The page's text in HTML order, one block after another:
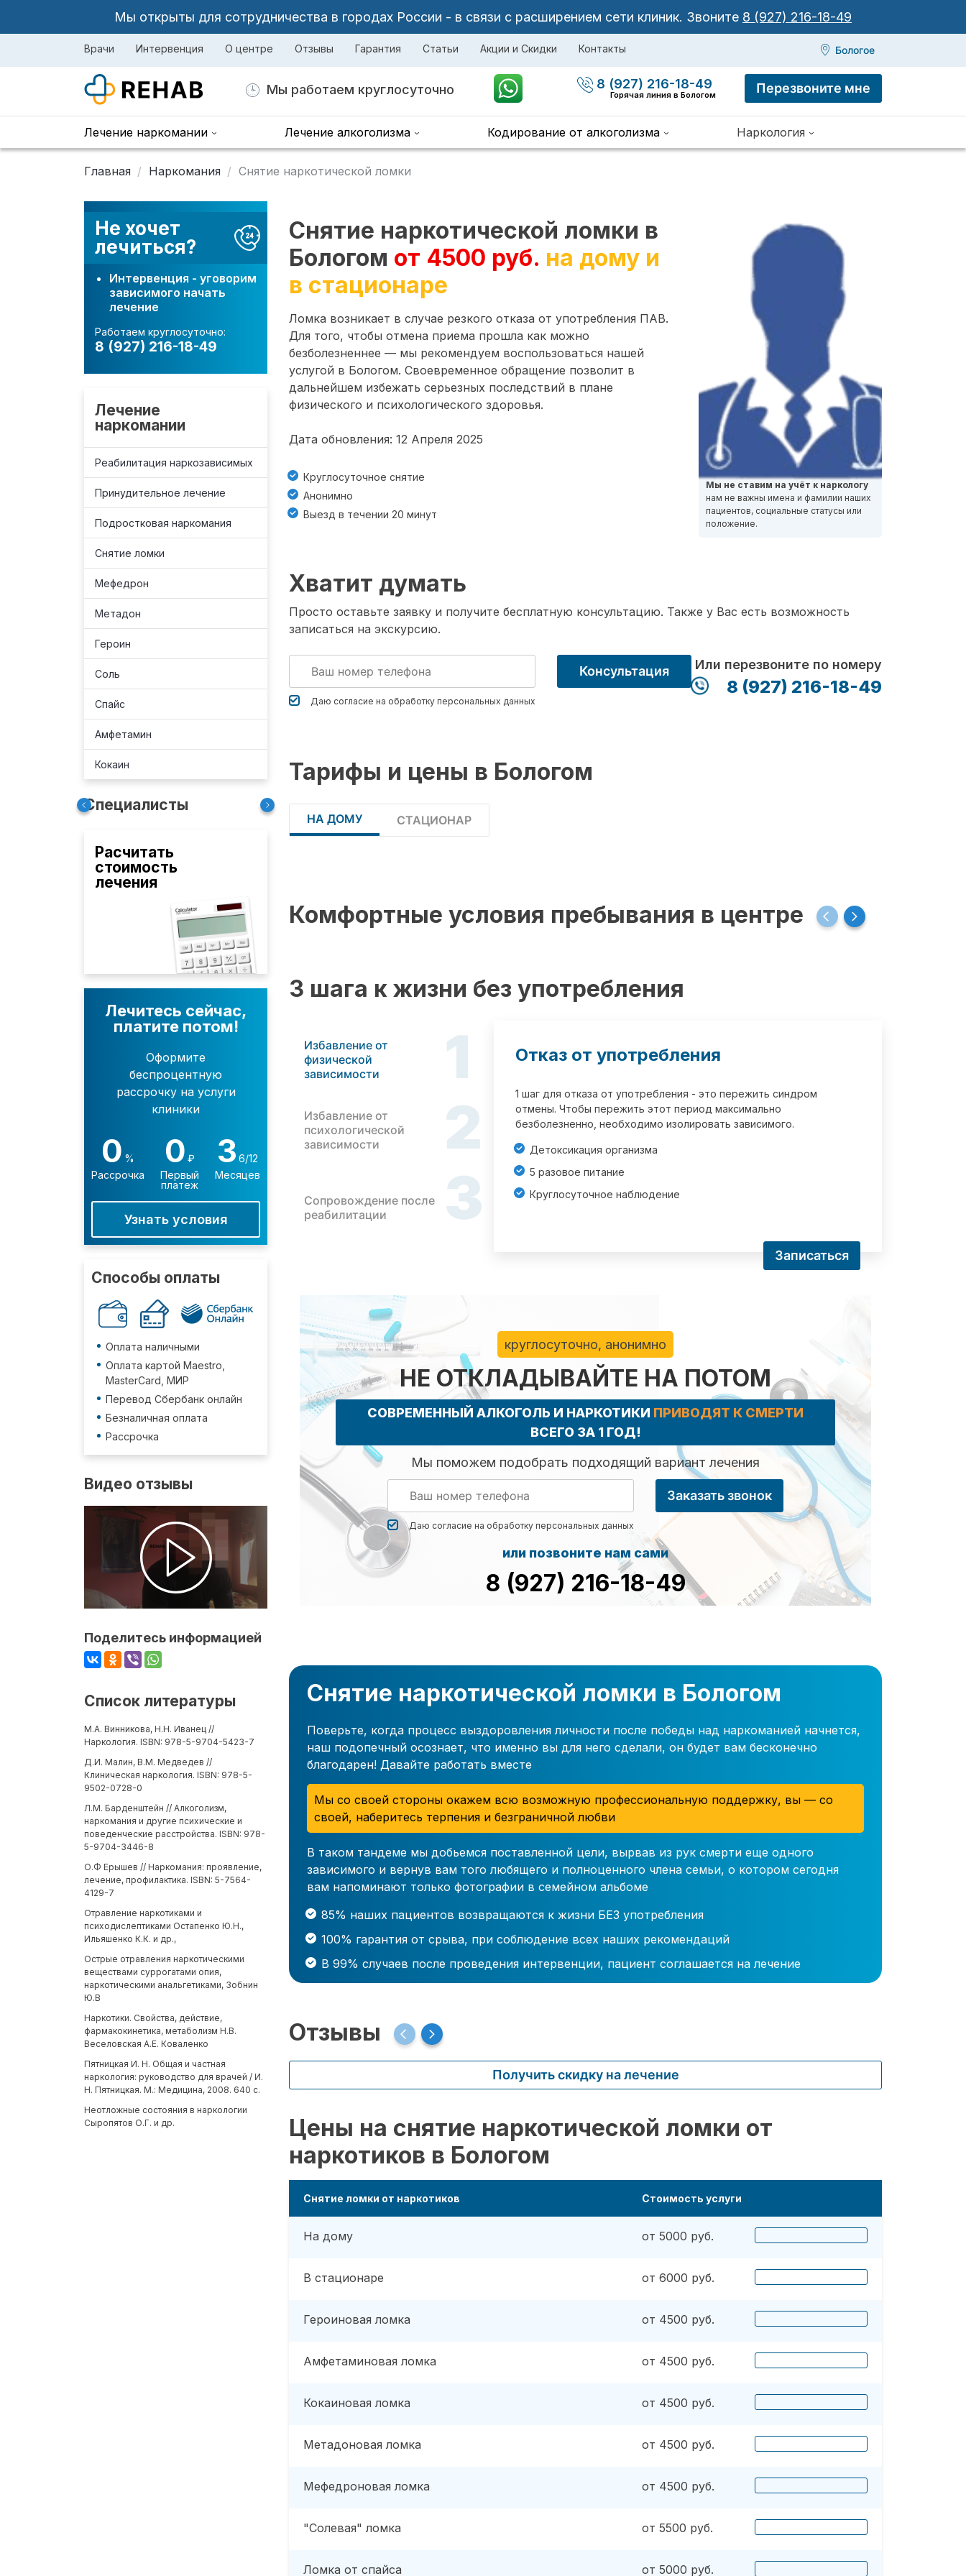
Мы открыты для сотрудничества в городах России - в связи с расширением сети клиник. Звоните 8 (927) 216-18-49
Врачи Интервенция О центре Отзывы Гарантия Статьи Акции и Скидки Контакты Бологое
Мы работаем круглосуточно 8 (927) 216-18-49
Горячая линия в Бологом Перезвоните мне
Лечение наркомании Лечение алкоголизма Кодирование от алкоголизма Наркология
Главная Наркомания Снятие наркотической ломки
Не хочет
лечиться?
Интервенция - уговорим
зависимого начать
лечение
Работаем круглосуточно:
8 (927) 216-18-49
Лечение
наркомании
Реабилитация наркозависимых
Принудительное лечение
Подростковая наркомания
Снятие ломки
Мефедрон
Метадон
Героин
Соль
Спайс
Амфетамин
Кокаин
Специалисты
Расчитать
стоимость
лечения
Лечитесь сейчас,
платите потом!
Оформите
беспроцентную
рассрочку на услуги
клиники
0 %
Рассрочка
0 ₽
Первый
платеж
3 6/12
Месяцев
Узнать условия
Способы оплаты
Оплата наличными
Оплата картой Maestro,
MasterCard, МИР
Перевод Сбербанк онлайн
Безналичная оплата
Рассрочка
Видео отзывы
Поделитесь информацией
Список литературы
М.А. Винникова, Н.Н. Иванец //
Наркология. ISBN: 978-5-9704-5423-7
Д.И. Малин, В.М. Медведев //
Клиническая наркология. ISBN: 978-5-
9502-0728-0
Л.М. Барденштейн // Алкоголизм,
наркомания и другие психические и
поведенческие расстройства. ISBN: 978-
5-9704-3446-8
О.Ф Ерышев // Наркомания: проявление,
лечение, профилактика. ISBN: 5-7564-
4129-7
Отравление наркотиками и
психодислептиками Остапенко Ю.Н.,
Ильяшенко К.К. и др.,
Острые отравления наркотическими
веществами суррогатами опия,
наркотическими анальгетиками, Зобнин
Ю.В
Наркотики. Свойства, действие,
фармакокинетика, метаболизм Н.В.
Веселовская А.Е. Коваленко
Пятницкая И. Н. Общая и частная
наркология: руководство для врачей / И.
Н. Пятницкая. М.: Медицина, 2008. 640 с.
Неотложные состояния в наркологии
Сыропятов О.Г. и др.
Снятие наркотической ломки в
Бологом от 4500 руб. на дому и
в стационаре
Ломка возникает в случае резкого отказа от употребления ПАВ.
Для того, чтобы отмена приема прошла как можно
безболезненнее — мы рекомендуем воспользоваться нашей
услугой в Бологом. Своевременное обращение позволит в
дальнейшем избежать серьезных последствий в плане
физического и психологического здоровья.
Дата обновления: 12 Апреля 2025
Круглосуточное снятие
Анонимно
Выезд в течении 20 минут
Мы не ставим на учёт к наркологу
нам не важны имена и фамилии наших
пациентов, социальные статусы или
положение.
Хватит думать
Просто оставьте заявку и получите бесплатную консультацию. Также у Вас есть возможность
записаться на экскурсию.
Даю согласие на обработку персональных данных
Консультация Или перезвоните по номеру
8 (927) 216-18-49
Тарифы и цены в Бологом
НА ДОМУ СТАЦИОНАР
Комфортные условия пребывания в центре
3 шага к жизни без употребления
Избавление от
физической
зависимости
1
Избавление от
психологической
зависимости
2
Сопровождение после
реабилитации
3
Отказ от употребления
1 шаг для отказа от употребления - это пережить синдром
отмены. Чтобы пережить этот период максимально
безболезненно, необходимо изолировать зависимого.
Детоксикация организма
5 разовое питание
Круглосуточное наблюдение
Записаться
круглосуточно, анонимно
НЕ ОТКЛАДЫВАЙТЕ НА ПОТОМ
СОВРЕМЕННЫЙ АЛКОГОЛЬ И НАРКОТИКИ ПРИВОДЯТ К СМЕРТИ
ВСЕГО ЗА 1 ГОД!
Мы поможем подобрать подходящий вариант лечения
Даю согласие на обработку персональных данных
Заказать звонок
или позвоните нам сами
8 (927) 216-18-49
Снятие наркотической ломки в Бологом
Поверьте, когда процесс выздоровления личности после победы над наркоманией начнется,
наш подопечный осознает, что именно вы для него сделали, он будет вам бесконечно
благодарен! Давайте работать вместе
Мы со своей стороны окажем всю возможную профессиональную поддержку, вы — со
своей, наберитесь терпения и безграничной любви
В таком тандеме мы добьемся поставленной цели, вырвав из рук смерти еще одного
зависимого и вернув вам того любящего и полноценного члена семьи, о котором сегодня
вам напоминают только фотографии в семейном альбоме
85% наших пациентов возвращаются к жизни БЕЗ употребления
100% гарантия от срыва, при соблюдение всех наших рекомендаций
В 99% случаев после проведения интервенции, пациент соглашается на лечение
Отзывы
Получить скидку на лечение
Цены на снятие наркотической ломки от
наркотиков в Бологом
Снятие ломки от наркотиков Стоимость услуги
На дому от 5000 руб.
В стационаре от 6000 руб.
Героиновая ломка от 4500 руб.
Амфетаминовая ломка от 4500 руб.
Кокаиновая ломка от 4500 руб.
Метадоновая ломка от 4500 руб.
Мефедроновая ломка от 4500 руб.
"Солевая" ломка от 5500 руб.
Ломка от спайса от 5000 руб.